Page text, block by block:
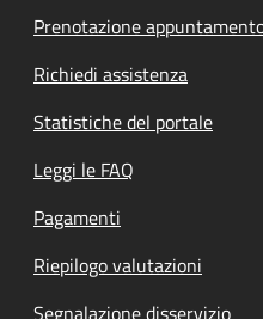
Prenotazione
Richiedi assistenza
Statistiche del portale
Leggi le FAQ
Pagamenti
Riepilogo valutazioni